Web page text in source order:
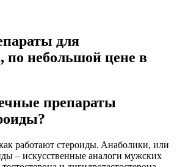
для
по небольшой цене в
препараты
работают стероиды. Анаболики, или
– искусственные аналоги мужских